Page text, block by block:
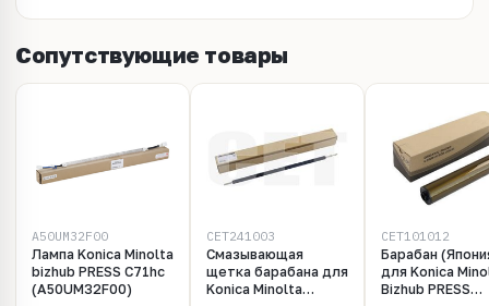
Сопутствующие товары
A50UM32F00
Лампа Konica Minolta
bizhub PRESS C71hc
(A50UM32F00)
CET241003
Смазывающая
щетка барабана для
Konica Minolta
CET101012
Барабан
для Konica
Bizhub PRESS